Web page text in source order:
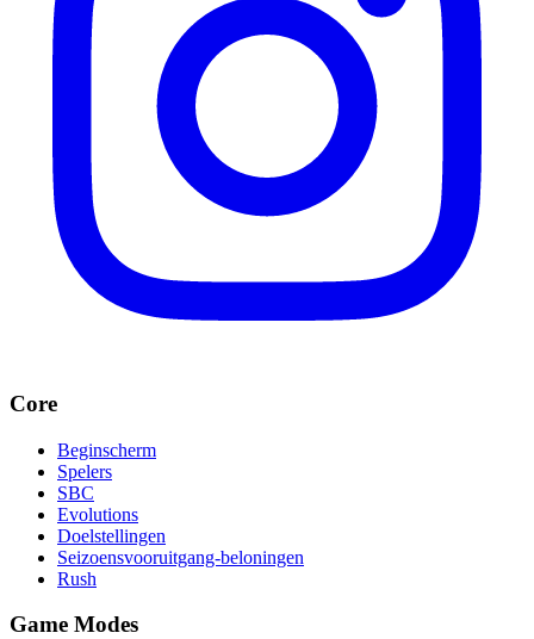
Core
Beginscherm
Spelers
SBC
Evolutions
Doelstellingen
Seizoensvooruitgang-beloningen
Rush
Game Modes